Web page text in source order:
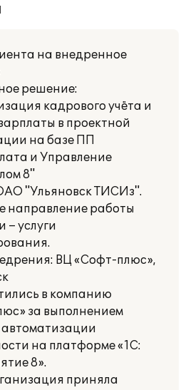
на внедренное
решение:
кадрового учёта и
в проектной
на базе ПП
и Управление
8"
"Ульяновск ТИСИз".
направление работы
– услуги
ВЦ «Софт-плюс»,
в компанию
за выполнением
на платформе «1С:
8».
приняла